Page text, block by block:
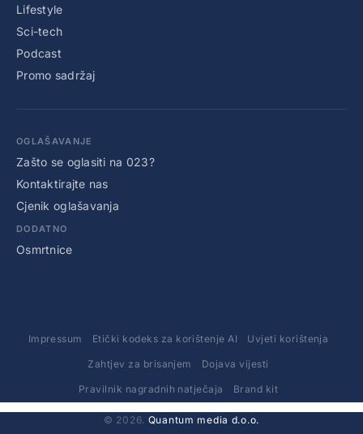
Lifestyle
Sci-tech
Podcast
Promo sadržaj
OGLAŠAVANJE
Zašto se oglasiti na 023?
Kontaktirajte nas
Cjenik oglašavanja
DODATNO
Osmrtnice
Impressum Etički kodeks za korištenje AI Uvjeti korištenja
Zahtjev za brisanjem Dojava vijesti
Pravilnik nagradnih natječaja Brand kit
© 2026. Quantum media d.o.o.